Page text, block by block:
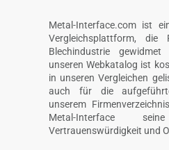
Metal-Interface.com ist
Vergleichsplattform, die
Blechindustrie
unseren Webkatalog ist
in unseren Vergleichen
auch für die
unserem
Metal-Interface
Vertrauenswürdigkeit und